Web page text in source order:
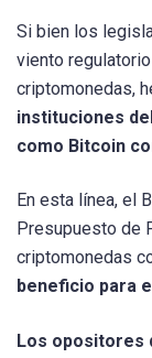
Si bien los
viento
criptomonedas,
instituciones
como Bitcoin
En esta línea, el
Presupuesto de
criptomonedas
beneficio para
Los opositores